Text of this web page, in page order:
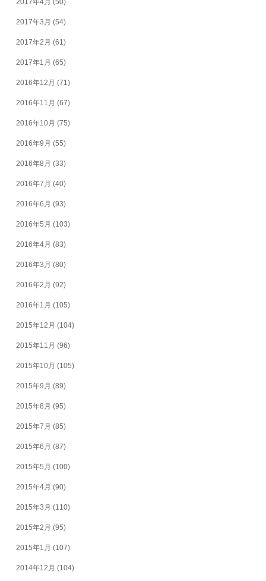
2017年4月 (50)
2017年3月 (54)
2017年2月 (61)
2017年1月 (65)
2016年12月 (71)
2016年11月 (67)
2016年10月 (75)
2016年9月 (55)
2016年8月 (33)
2016年7月 (40)
2016年6月 (93)
2016年5月 (103)
2016年4月 (83)
2016年3月 (80)
2016年2月 (92)
2016年1月 (105)
2015年12月 (104)
2015年11月 (96)
2015年10月 (105)
2015年9月 (89)
2015年8月 (95)
2015年7月 (85)
2015年6月 (87)
2015年5月 (100)
2015年4月 (90)
2015年3月 (110)
2015年2月 (95)
2015年1月 (107)
2014年12月 (104)